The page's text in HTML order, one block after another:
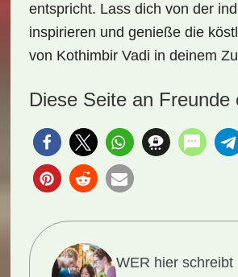
entspricht. Lass dich von der
inspirieren und genieße die
von Kothimbir Vadi in deinem
Diese Seite an Freunde
WER hier schreibt